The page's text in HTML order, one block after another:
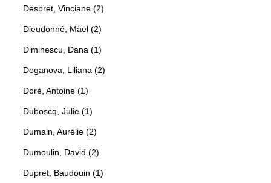
Despret, Vinciane (2)
Dieudonné, Mäel (2)
Diminescu, Dana (1)
Doganova, Liliana (2)
Doré, Antoine (1)
Duboscq, Julie (1)
Dumain, Aurélie (2)
Dumoulin, David (2)
Dupret, Baudouin (1)